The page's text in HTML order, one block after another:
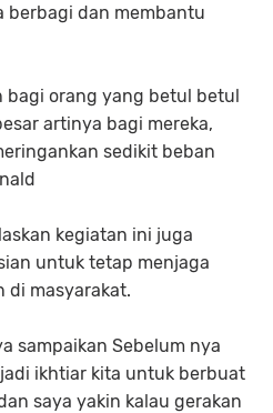
berbagi dan membantu
bagi orang yang betul betul
artinya bagi mereka,
sedikit beban
kegiatan ini juga
untuk tetap menjaga
di masyarakat.
sampaikan Sebelum nya
ikhtiar kita untuk berbuat
saya yakin kalau gerakan